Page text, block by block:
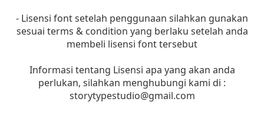
- Lisensi font setelah penggunaan silahkan gunakan
sesuai terms & condition yang berlaku setelah anda
membeli lisensi font tersebut
Informasi tentang Lisensi apa yang akan anda
perlukan, silahkan menghubungi kami di :
storytypestudio@gmail.com